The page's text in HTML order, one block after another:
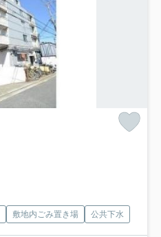
敷地内ごみ置き場 公共下水